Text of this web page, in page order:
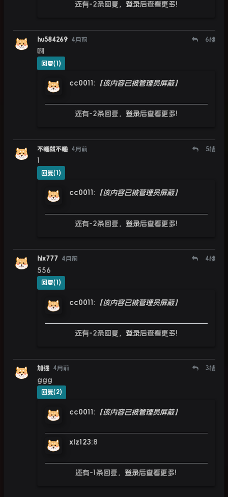
还有-2条回复， 登录后查看更多!
hu584269 4月前 6楼
啊
回复(1)
cc0011 : 【该内容已被管理员屏蔽】
还有-2条回复， 登录后查看更多!
不睡就不睡 4月前 5楼
1
回复(1)
cc0011 : 【该内容已被管理员屏蔽】
还有-2条回复， 登录后查看更多!
hlx777 4月前 4楼
556
回复(1)
cc0011 : 【该内容已被管理员屏蔽】
还有-2条回复， 登录后查看更多!
加强 4月前 3楼
ggg
回复(2)
cc0011 : 【该内容已被管理员屏蔽】
xlz123:8
还有-1条回复， 登录后查看更多!